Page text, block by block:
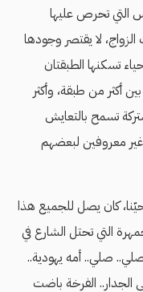
التي تحرص عليها
لا يقتصر وجودها
تسكنها الطبقتان
أكثر من طبقة، وأكثر
تسمح بالتعايش
غير معروفين لبعضهم
كان يصل للجميع هذا
التي تحتل الشارع في
صلي.. أمه يهودية..
الجدار.. الفرخة باضت